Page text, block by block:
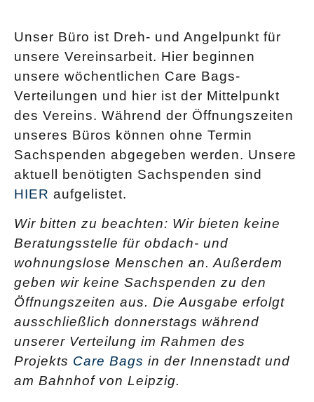
Unser Büro ist Dreh- und Angelpunkt für
unsere Vereinsarbeit. Hier beginnen
unsere wöchentlichen Care Bags-
Verteilungen und hier ist der Mittelpunkt
des Vereins. Während der Öffnungszeiten
unseres Büros können ohne Termin
Sachspenden abgegeben werden. Unsere
aktuell benötigten Sachspenden sind
HIER aufgelistet.
Wir bitten zu beachten: Wir bieten keine
Beratungsstelle für obdach- und
wohnungslose Menschen an. Außerdem
geben wir keine Sachspenden zu den
Öffnungszeiten aus. Die Ausgabe erfolgt
ausschließlich donnerstags während
unserer Verteilung im Rahmen des
Projekts Care Bags in der Innenstadt und
am Bahnhof von Leipzig.